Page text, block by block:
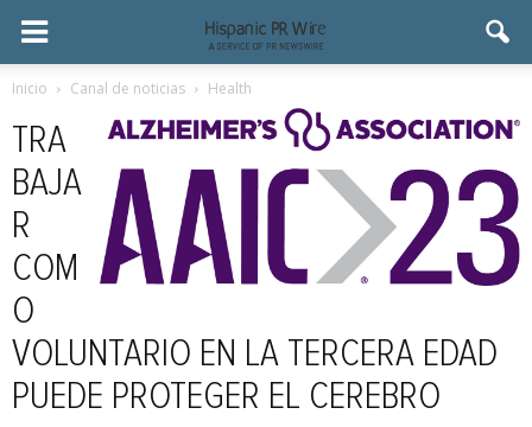
Inicio Canal de noticias Health
TRA
BAJA
R
COM
O
VOLUNTARIO EN LA TERCERA EDAD
PUEDE PROTEGER EL CEREBRO